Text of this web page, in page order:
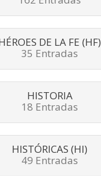
DE LA FE (HF)
35 Entradas
HISTORIA
18 Entradas
HISTÓRICAS (HI)
49 Entradas